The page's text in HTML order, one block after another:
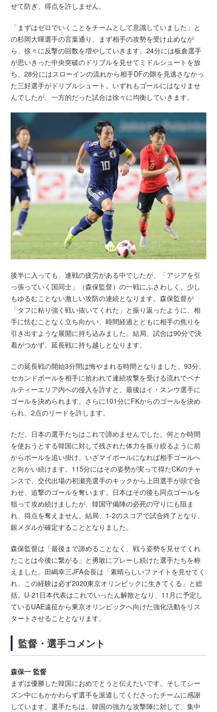
せて防ぎ、得点を許しません。
「まずはゼロでいくことをチームとして意識していました」と
の杉岡大暉選手の言葉通り、まず相手の攻勢を受け止めなが
ら、徐々に反撃の回数を増やしていきます。24分には板倉選手
が思いきった中央突破のドリブルを見せてミドルシュートを放
ち、28分にはスローインの流れから相手DFの隙を見逃さなかっ
た三好選手がドリブルシュート。いずれもゴールにはなりませ
んでしたが、一方的だった試合は徐々に均衡していきます。
後半に入っても、連戦の疲労がある中でしたが、「アジアを引
っ張っていく国同士」（森保監督）の一戦にふさわしく、少し
もゆるむことない激しい攻防の連続となります。森保監督が
「タフに粘り強く戦い抜いてくれた」と振り返ったように、相
手に怯むことなく立ち向かい、時間経過とともに相手の焦りを
引き出すような展開に持ち込みました。結局、試合は90分で決
着がつかず、延長戦に持ち越しとなります。
この延長戦の開始3分間は悔やまれる時間となりました。93分、
セカンドボールを相手に拾われて連続攻撃を受ける流れでペナ
ルティーエリア内への侵入を許すと、最後はイ・スンウ選手に
ゴールを決められます。さらに101分にFKからのゴールを決め
られ、2点のリードを許します。
ただ、日本の選手たちはこれで諦めませんでした。何とか時間
を使おうとする韓国に対して残された体力を振り絞るように前
からボールを追い掛け、いざマイボールになれば相手ゴールへ
と向かい続けます。115分にはその姿勢が実って得たCKのチャ
ンスで、交代出場の初瀬亮選手のキックから上田選手が頭で合
わせ、追撃のゴールを奪います。日本はその後も同点ゴールを
狙って攻め続けましたが、韓国守備陣の必死の守りにも阻ま
れ、得点を奪えません。結局、1-2のスコアで試合終了となり、
銀メダルが確定することとなりました。
森保監督は「最後まで諦めることなく、戦う姿勢を見せてくれ
たことは今後に繋がる」と勇敢にプレーし続けた選手たちを称
えました。田嶋幸三JFA会長は「素晴らしいファイトを見せてく
れ、この経験は必ず2020東京オリンピックに生きてくる」と総
括。U-21日本代表はこれでいったん解散となり、11月に予定し
ているUAE遠征から東京オリンピックへ向けた強化活動をリス
タートさせることとなります。
監督・選手コメント
森保一 監督
まずは優勝した韓国におめでとうと伝えたいです。そしてシー
ズン中にもかかわらず選手を派遣してくださったチームに感謝
しています。選手たちは、韓国の強力な攻撃陣に対して、集中